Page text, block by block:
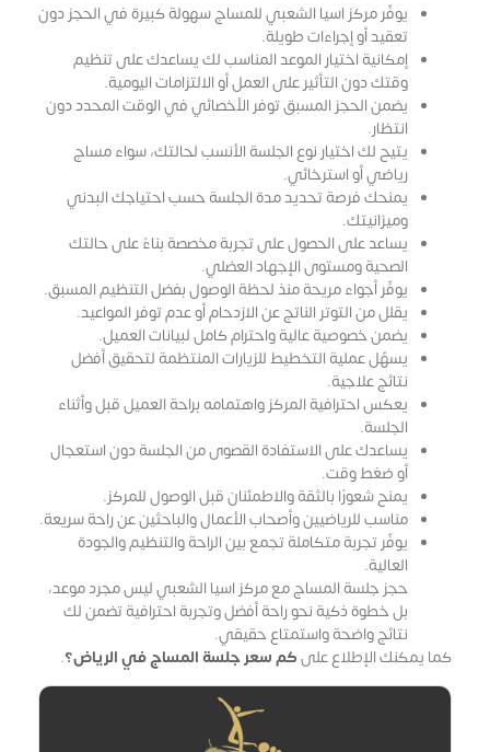
يوفّر مركز اسيا الشعبي للمساج سهولة كبيرة في الحجز دون
تعقيد أو إجراءات طويلة.
إمكانية اختيار الموعد المناسب لك يساعدك على تنظيم
وقتك دون التأثير على العمل أو الالتزامات اليومية.
يضمن الحجز المسبق توفر الأخصائي في الوقت المحدد دون
انتظار.
يتيح لك اختيار نوع الجلسة الأنسب لحالتك، سواء مساج
رياضي أو استرخائي.
يمنحك فرصة تحديد مدة الجلسة حسب احتياجك البدني
وميزانيتك.
يساعد على الحصول على تجربة مخصصة بناءً على حالتك
الصحية ومستوى الإجهاد العضلي.
يوفّر أجواء مريحة منذ لحظة الوصول بفضل التنظيم المسبق.
يقلل من التوتر الناتج عن الازدحام أو عدم توفر المواعيد.
يضمن خصوصية عالية واحترام كامل لبيانات العميل.
يسهّل عملية التخطيط للزيارات المنتظمة لتحقيق أفضل
نتائج علاجية.
يعكس احترافية المركز واهتمامه براحة العميل قبل وأثناء
الجلسة.
يساعدك على الاستفادة القصوى من الجلسة دون استعجال
أو ضغط وقت.
يمنح شعورًا بالثقة والاطمئنان قبل الوصول للمركز.
مناسب للرياضيين وأصحاب الأعمال والباحثين عن راحة سريعة.
يوفّر تجربة متكاملة تجمع بين الراحة والتنظيم والجودة
العالية.
حجز جلسة المساج مع مركز اسيا الشعبي ليس مجرد موعد،
بل خطوة ذكية نحو راحة أفضل وتجربة احترافية تضمن لك
نتائج واضحة واستمتاع حقيقي.
كما يمكنك الإطلاع علىكم سعر جلسة المساج في الرياض؟.